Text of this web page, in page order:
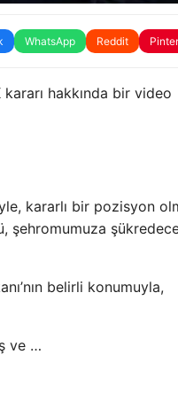
WhatsApp Reddit
hakkında bir video
kararlı bir pozisyon
şehromumuza
belirli konumuyla,
ve …